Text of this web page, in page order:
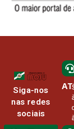
Siga-nos
nas redes
sociais